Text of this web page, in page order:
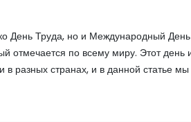
День Труда, но и Международный
отмечается по всему миру. Этот день
в разных странах, и в данной статье